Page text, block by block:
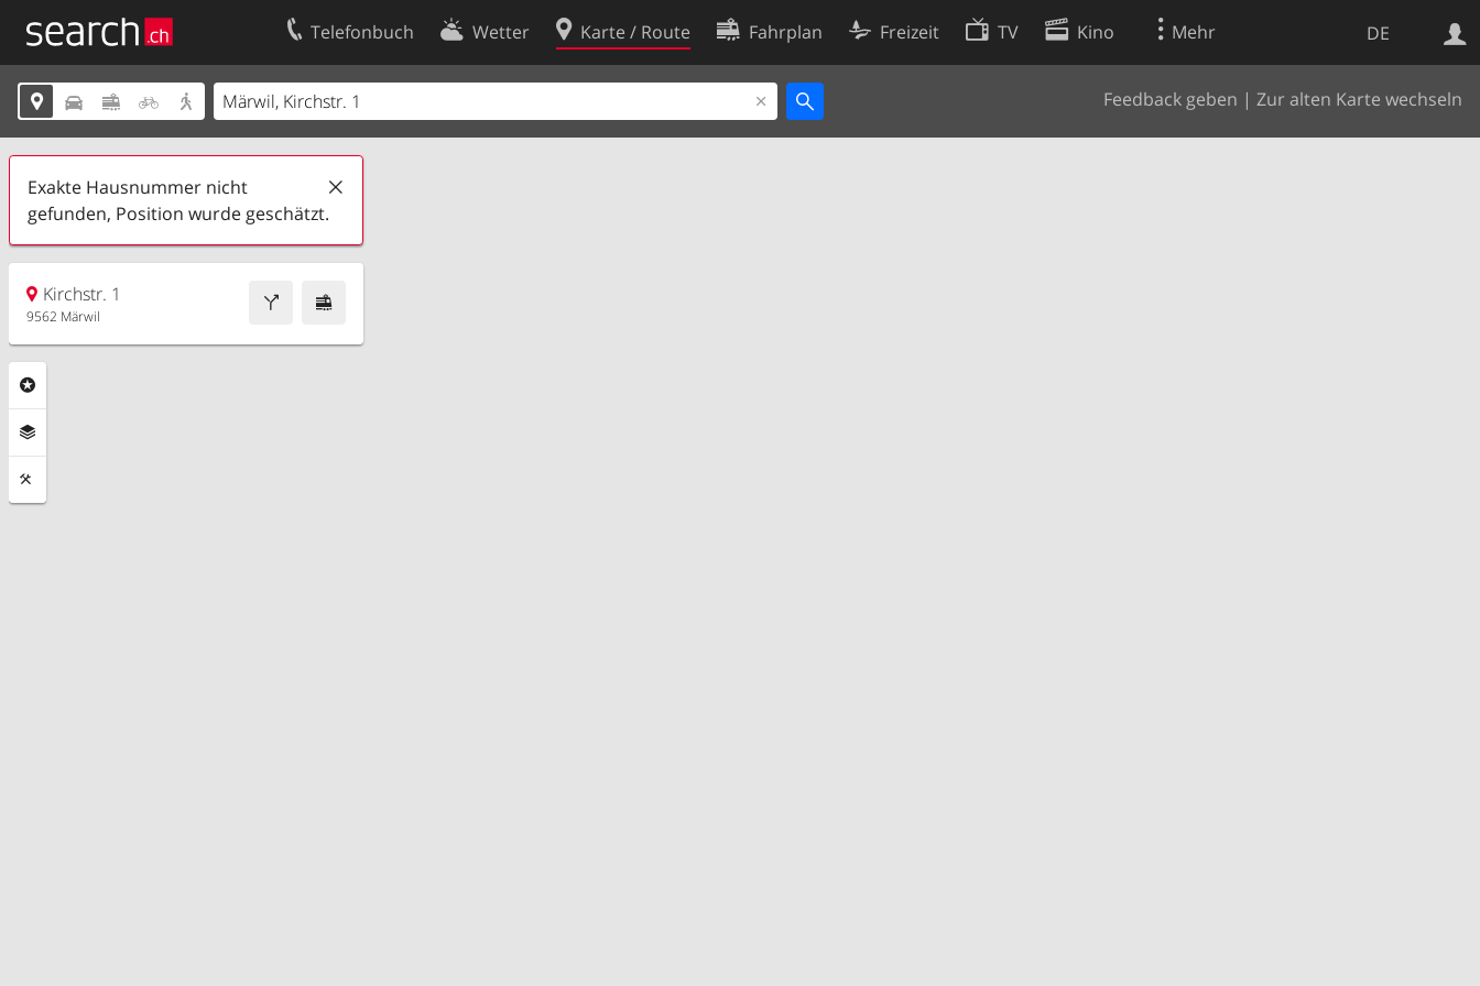
DE
Telefonbuch Wetter Karte / Route Fahrplan Freizeit TV Kino Mehr
     Feedback geben | Zur alten Karte wechseln
Exakte Hausnummer nicht
gefunden, Position wurde geschätzt.
Kirchstr. 1
9562 Märwil
Websuche
Ihr Eintrag
Kundencenter Geschäftskunden
Nutzungsbedingungen
Cookie-Richtlinie
Cookie-Einstellungen